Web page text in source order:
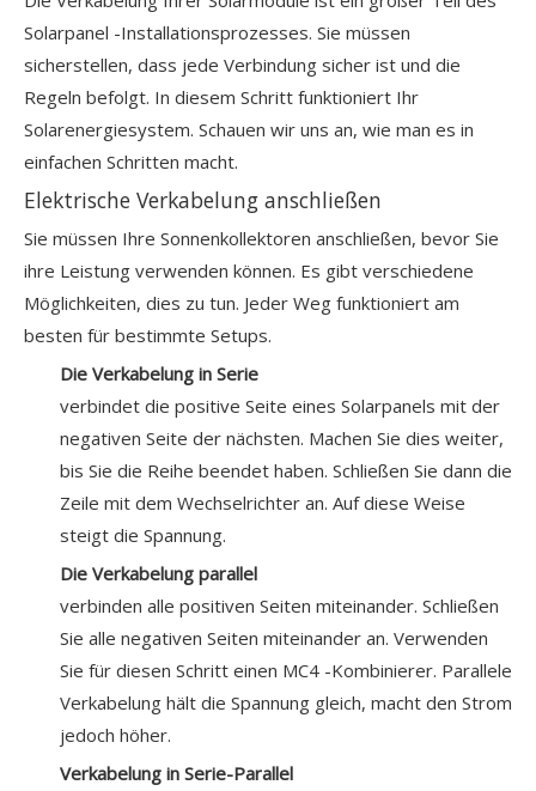
Solarpanel -Installationsprozesses. Sie müssen
sicherstellen, dass jede Verbindung sicher ist und die
Regeln befolgt. In diesem Schritt funktioniert Ihr
Solarenergiesystem. Schauen wir uns an, wie man es in
einfachen Schritten macht.
Elektrische Verkabelung anschließen
Sie müssen Ihre Sonnenkollektoren anschließen, bevor Sie
ihre Leistung verwenden können. Es gibt verschiedene
Möglichkeiten, dies zu tun. Jeder Weg funktioniert am
besten für bestimmte Setups.
Die Verkabelung in Serie
verbindet die positive Seite eines Solarpanels mit der
negativen Seite der nächsten. Machen Sie dies weiter,
bis Sie die Reihe beendet haben. Schließen Sie dann die
Zeile mit dem Wechselrichter an. Auf diese Weise
steigt die Spannung.
Die Verkabelung parallel
verbinden alle positiven Seiten miteinander. Schließen
Sie alle negativen Seiten miteinander an. Verwenden
Sie für diesen Schritt einen MC4 -Kombinierer. Parallele
Verkabelung hält die Spannung gleich, macht den Strom
jedoch höher.
Verkabelung in Serie-Parallel